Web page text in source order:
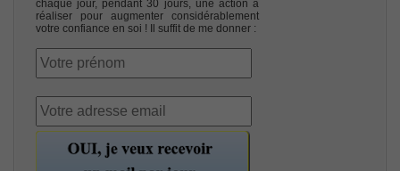
chaque jour, pendant 30 jours, une action à
réaliser pour augmenter considérablement
votre confiance en soi ! Il suffit de me donner :